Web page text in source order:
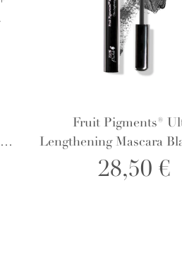
Fruit Pigments®
Lengthening Mascara
Wimperntusche
28,50 €